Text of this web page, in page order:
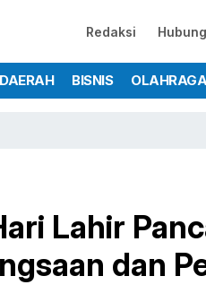
Redaksi
DAERAH BISNIS OLAHRAGA
Lahir
dan